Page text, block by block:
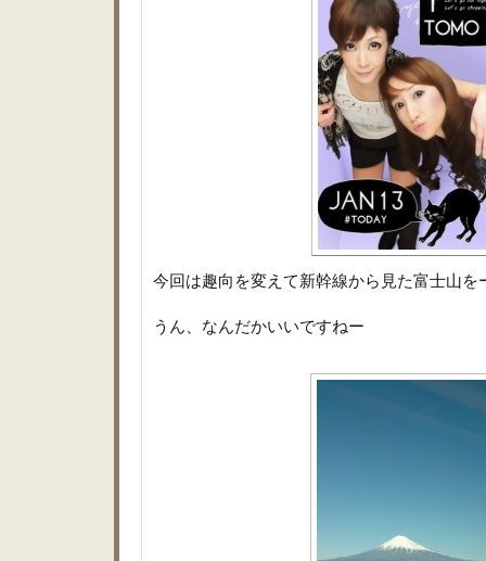
今回は趣向を変えて新幹線から見た富士山を
うん、なんだかいいですねー